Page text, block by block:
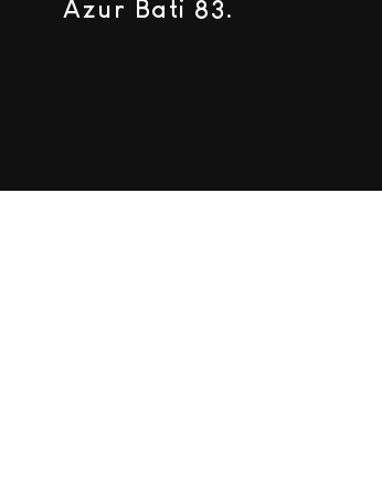
Azur Bati 83.